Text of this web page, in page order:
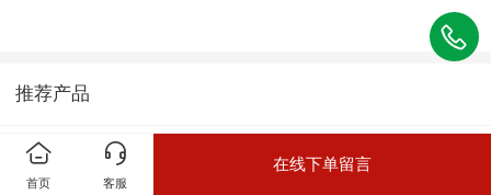
推荐产品
首页 客服
在线下单留言